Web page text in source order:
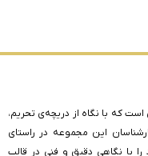
که با نگاه از دریچه‌ی تحریم،
این مجموعه در راستای
را با نگاهی دقیق و فنی در قالب